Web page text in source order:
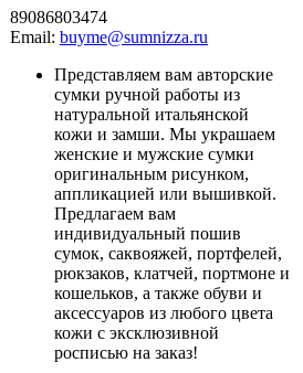
89086803474
Email: buyme@sumnizza.ru
Представляем вам авторские
сумки ручной работы из
натуральной итальянской
кожи и замши. Мы украшаем
женские и мужские сумки
оригинальным рисунком,
аппликацией или вышивкой.
Предлагаем вам
индивидуальный пошив
сумок, саквояжей, портфелей,
рюкзаков, клатчей, портмоне и
кошельков, а также обуви и
аксессуаров из любого цвета
кожи с эксклюзивной
росписью на заказ!